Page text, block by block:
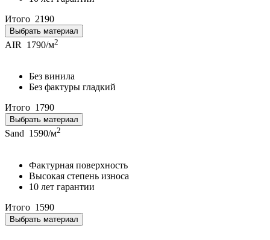
Итого 2190
Выбрать материал
AIR 1790/м2
Без винила
Без фактуры гладкий
Итого 1790
Выбрать материал
Sand 1590/м2
Фактурная поверхность
Высокая степень износа
10 лет гарантии
Итого 1590
Выбрать материал